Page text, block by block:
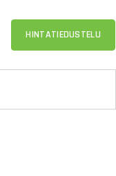
HINTATIEDUSTELU